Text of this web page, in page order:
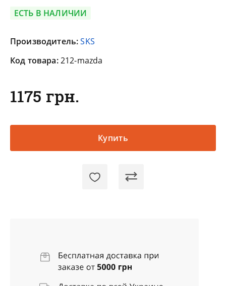
ЕСТЬ В НАЛИЧИИ
Производитель:SKS
Код товара:212-mazda
1175 грн.
Купить